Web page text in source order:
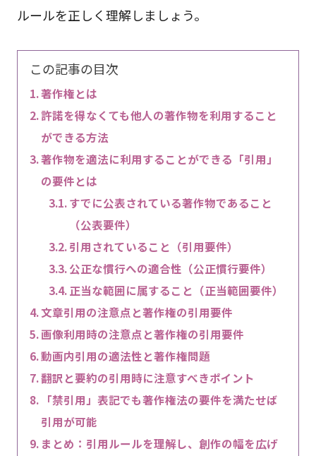
ルールを正しく理解しましょう。
この記事の目次
著作権とは
許諾を得なくても他人の著作物を利用すること
ができる方法
著作物を適法に利用することができる「引用」
の要件とは
すでに公表されている著作物であること
（公表要件）
引用されていること（引用要件）
公正な慣行への適合性（公正慣行要件）
正当な範囲に属すること（正当範囲要件）
文章引用の注意点と著作権の引用要件
画像利用時の注意点と著作権の引用要件
動画内引用の適法性と著作権問題
翻訳と要約の引用時に注意すべきポイント
「禁引用」表記でも著作権法の要件を満たせば
引用が可能
まとめ：引用ルールを理解し、創作の幅を広げ